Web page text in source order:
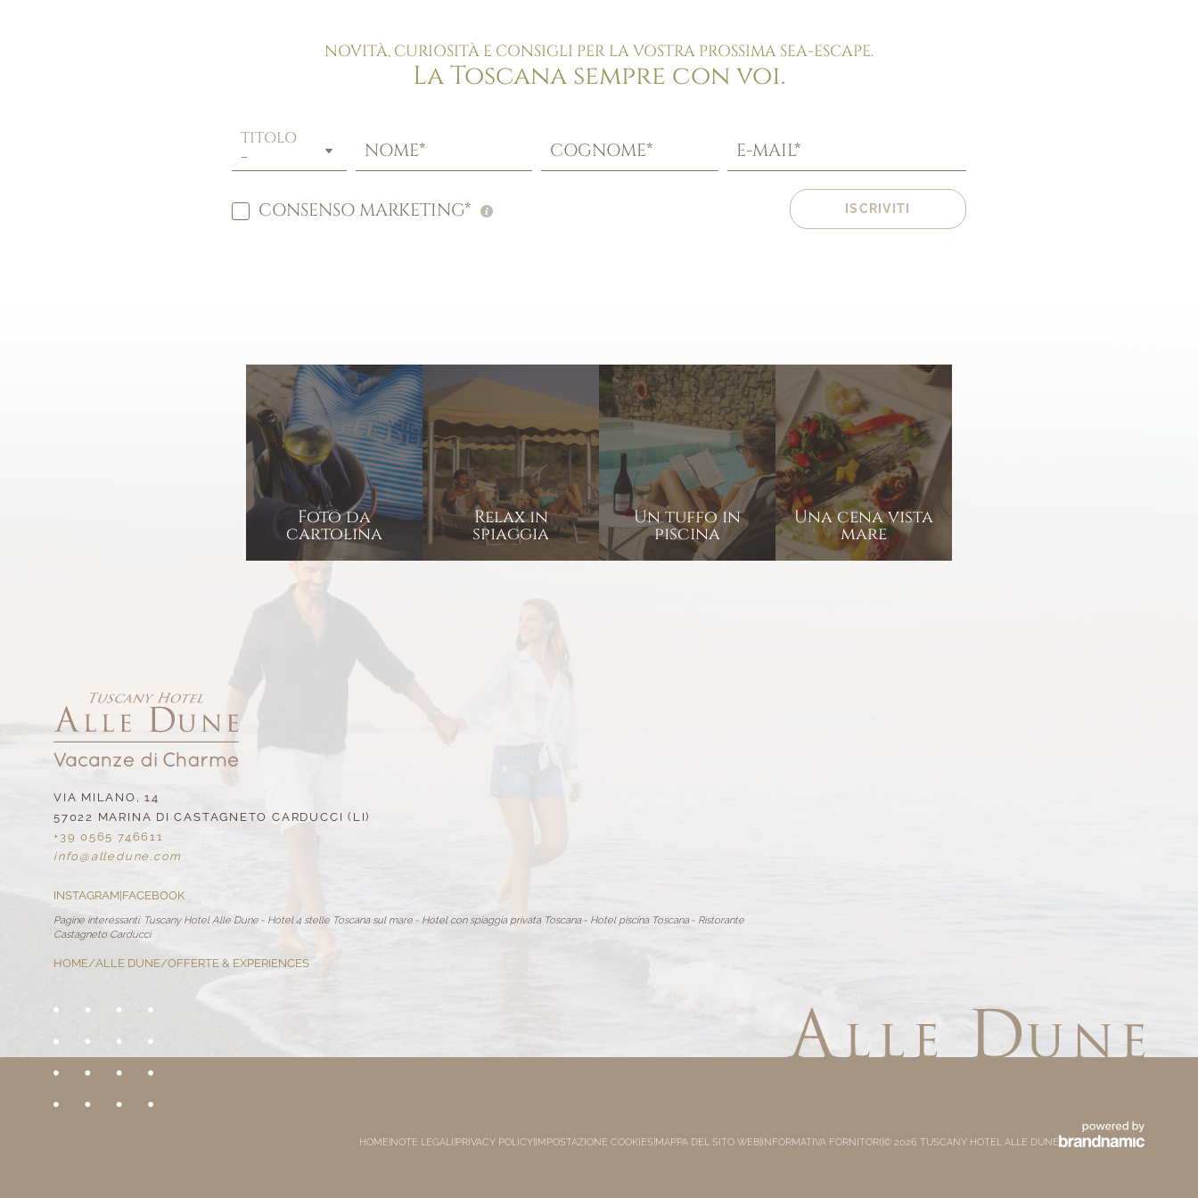
NOVITÀ, CURIOSITÀ E CONSIGLI PER LA VOSTRA PROSSIMA SEA-ESCAPE.
La Toscana sempre con voi.
TITOLO
NOME* COGNOME* E-MAIL*
CONSENSO MARKETING* ISCRIVITI
Foto da
cartolina
Relax in
spiaggia
Un tuffo in
piscina
Una cena vista
mare
VIA MILANO, 14
57022 MARINA DI CASTAGNETO CARDUCCI (LI)
+39 0565 746611
info@ alledune. com
INSTAGRAM FACEBOOK
Pagine interessanti: Tuscany Hotel Alle Dune - Hotel 4 stelle Toscana sul mare - Hotel con spiaggia privata Toscana - Hotel piscina Toscana - Ristorante
Castagneto Carducci
HOME/ALLE DUNE/OFFERTE & EXPERIENCES
HOME|NOTE LEGALI|PRIVACY POLICY|IMPOSTAZIONE COOKIES|MAPPA DEL SITO WEB|INFORMATIVA FORNITORI|© 2026 TUSCANY HOTEL ALLE DUNE